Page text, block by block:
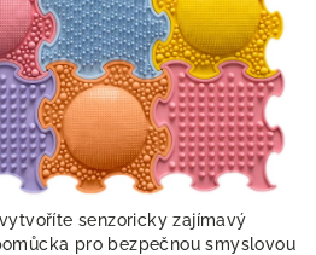
senzoricky zajímavý
pro bezpečnou smyslovou